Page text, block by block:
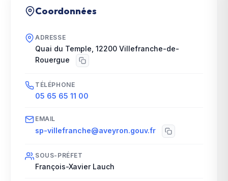
Coordonnées
ADRESSE
Quai du Temple 12200 Villefranche-de-
Rouergue
TÉLÉPHONE
05 65 65 11 00
EMAIL
sp-villefranche@aveyron.gouv.fr
SOUS-PRÉFET
François-Xavier Lauch